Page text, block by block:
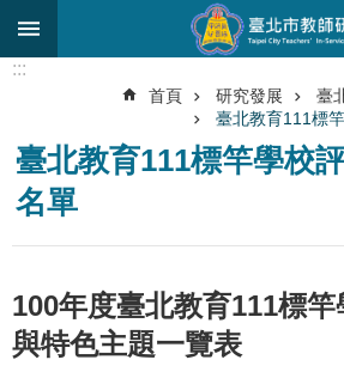
跳到主要內容區塊
尋
關
研
究
:::
首頁 研究發展
臺
臺北教育111標
臺北教育111標竿學校
名單
100年度臺北教育111標竿
與特色主題一覽表